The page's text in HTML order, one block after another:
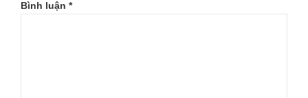
Bình luận *